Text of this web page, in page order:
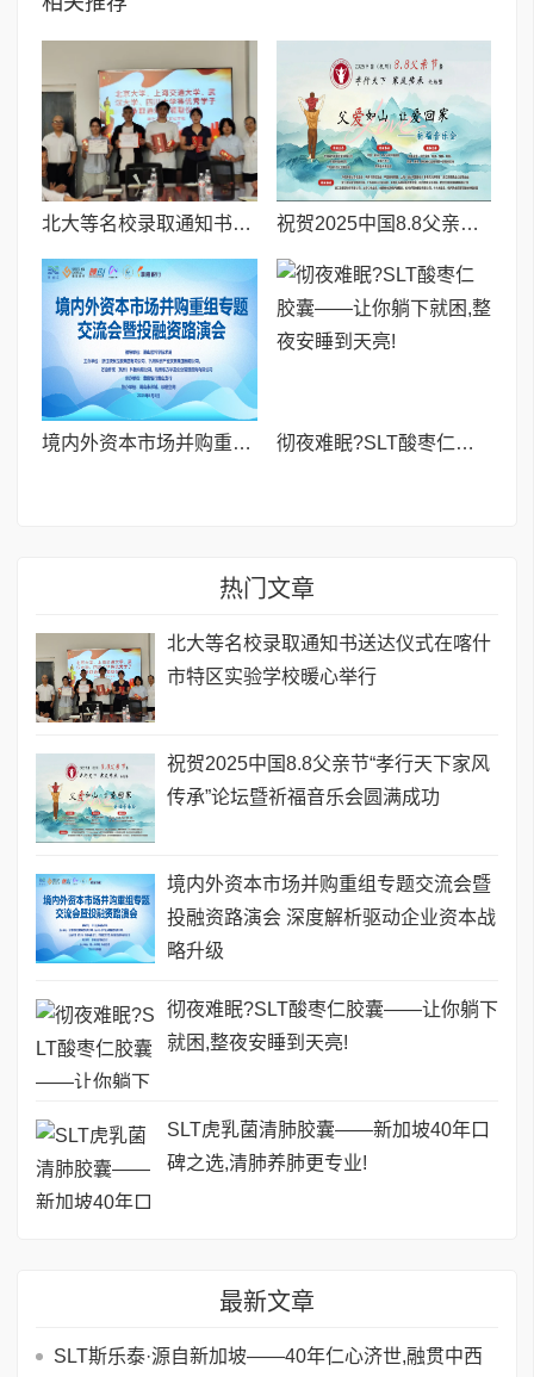
北大等名校录取通知书送达仪式在喀什市特区实验学校暖心举行 祝贺2025中国8.8父亲节“孝行天下家风传承”论坛暨祈福音乐会圆满成功
境内外资本市场并购重组专题交流会暨投融资路演会 深度解析驱动企业资本战略升级 彻夜难眠?SLT酸枣仁胶囊——让你躺下就困,整夜安睡到天亮!
热门文章
北大等名校录取通知书送达仪式在喀什
市特区实验学校暖心举行
祝贺2025中国8.8父亲节“孝行天下家风
传承”论坛暨祈福音乐会圆满成功
境内外资本市场并购重组专题交流会暨
投融资路演会 深度解析驱动企业资本战
略升级
彻夜难眠?SLT酸枣仁胶囊——让你躺下
就困,整夜安睡到天亮!
SLT虎乳菌清肺胶囊——新加坡40年口
碑之选,清肺养肺更专业!
最新文章
SLT斯乐泰·源自新加坡——40年仁心济世,融贯中西